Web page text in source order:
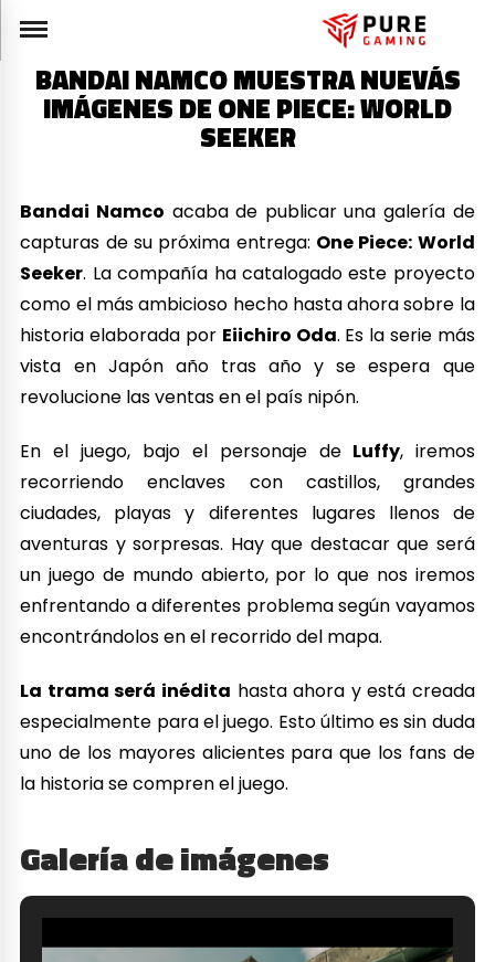
BANDAI NAMCO MUESTRA NUEVÁS
IMÁGENES DE ONE PIECE: WORLD
SEEKER
Bandai Namco acaba de publicar una galería de
capturas de su próxima entrega: One Piece: World
Seeker. La compañía ha catalogado este proyecto
como el más ambicioso hecho hasta ahora sobre la
historia elaborada por Eiichiro Oda. Es la serie más
vista en Japón año tras año y se espera que
revolucione las ventas en el país nipón.
En el juego, bajo el personaje deLuffy, iremos
recorriendo enclaves con castillos, grandes
ciudades, playas y diferentes lugares llenos de
aventuras y sorpresas. Hay que destacar que será
un juego de mundo abierto, por lo que nos iremos
enfrentando a diferentes problema según vayamos
encontrándolos en el recorrido del mapa.
La trama será inédita hasta ahora y está creada
especialmente para el juego. Esto último es sin duda
uno de los mayores alicientes para que los fans de
la historia se compren el juego.
Galería de imágenes